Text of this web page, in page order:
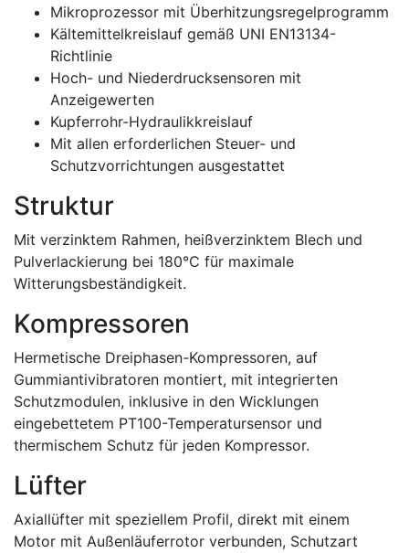
Mikroprozessor mit Überhitzungsregelprogramm
Kältemittelkreislauf gemäß UNI EN13134-
Richtlinie
Hoch- und Niederdrucksensoren mit
Anzeigewerten
Kupferrohr-Hydraulikkreislauf
Mit allen erforderlichen Steuer- und
Schutzvorrichtungen ausgestattet
Struktur
Mit verzinktem Rahmen, heißverzinktem Blech und
Pulverlackierung bei 180°C für maximale
Witterungsbeständigkeit.
Kompressoren
Hermetische Dreiphasen-Kompressoren, auf
Gummiantivibratoren montiert, mit integrierten
Schutzmodulen, inklusive in den Wicklungen
eingebettetem PT100-Temperatursensor und
thermischem Schutz für jeden Kompressor.
Lüfter
Axiallüfter mit speziellem Profil, direkt mit einem
Motor mit Außenläuferrotor verbunden, Schutzart